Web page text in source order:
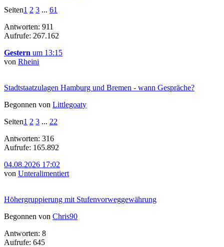
Seiten1 2 3 ... 61
Antworten: 911
Aufrufe: 267.162
Gestern um 13:15
von Rheini
Stadtstaatzulagen Hamburg und Bremen - wann Gespräche?
Begonnen von Littlegoaty
Seiten1 2 3 ... 22
Antworten: 316
Aufrufe: 165.892
04.08.2026 17:02
von Unteralimentiert
Höhergruppierung mit Stufenvorweggewährung
Begonnen von Chris90
Antworten: 8
Aufrufe: 645